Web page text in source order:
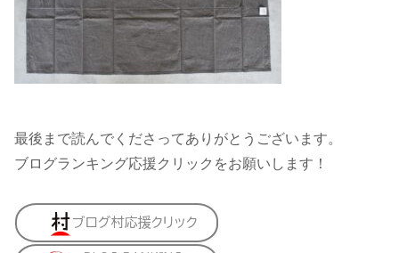
最後まで読んでくださってありがとうございます。
ブログランキング応援クリックをお願いします！